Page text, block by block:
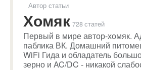
Автор статьи
Хомяк 728 статей
Первый в мире автор-хомяк.
паблика ВК. Домашний
WiFi Гида и обладатель
зерно и AC/DC - никакой